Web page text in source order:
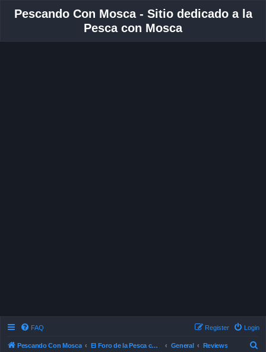
Pescando Con Mosca - Sitio dedicado a la
Pesca con Mosca
FAQ Login
Register
Pescando Con Mosca El Foro de la Pesca con Mosca en Chile General Reviews